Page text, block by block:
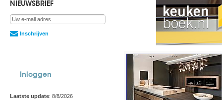
NIEUWSBRIEF
Inschrijven
Inloggen
Laatste update: 8/8/2026